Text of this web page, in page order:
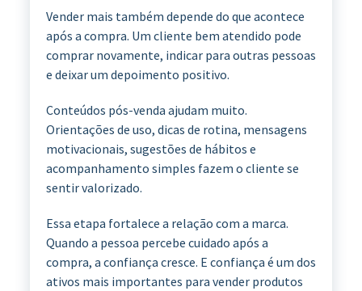
Vender mais também depende do que acontece
após a compra. Um cliente bem atendido pode
comprar novamente, indicar para outras pessoas
e deixar um depoimento positivo.
Conteúdos pós-venda ajudam muito.
Orientações de uso, dicas de rotina, mensagens
motivacionais, sugestões de hábitos e
acompanhamento simples fazem o cliente se
sentir valorizado.
Essa etapa fortalece a relação com a marca.
Quando a pessoa percebe cuidado após a
compra, a confiança cresce. E confiança é um dos
ativos mais importantes para vender produtos